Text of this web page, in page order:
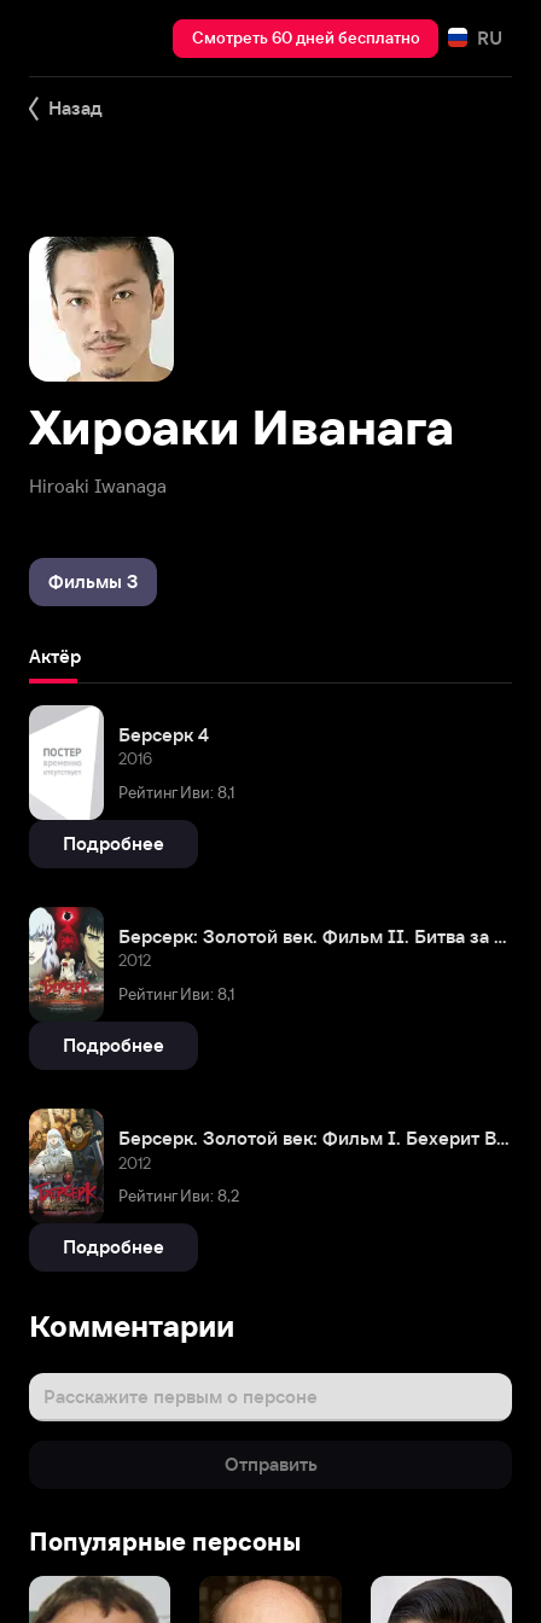
Смотреть 60 дней бесплатно RU
Назад
Hiroaki Iwanaga
Хироаки Иванага
Фильмы 3
Актёр
Берсерк 4
2016
Рейтинг Иви: 8,1
Подробнее
Берсерк: Золотой век. Фильм II. Битва за Долдрей
2012
Рейтинг Иви: 8,1
Подробнее
Берсерк. Золотой век: Фильм I. Бехерит Властителя
2012
Рейтинг Иви: 8,2
Подробнее
Комментарии
Расскажите первым о персоне
Отправить
Популярные персоны